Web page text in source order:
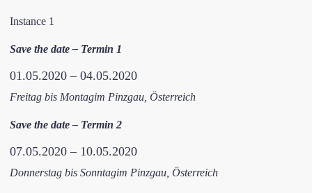
Instance 1
Save the date – Termin 1
01.05.2020 – 04.05.2020
Freitag bis Montagim Pinzgau, Österreich
Save the date – Termin 2
07.05.2020 – 10.05.2020
Donnerstag bis Sonntagim Pinzgau, Österreich